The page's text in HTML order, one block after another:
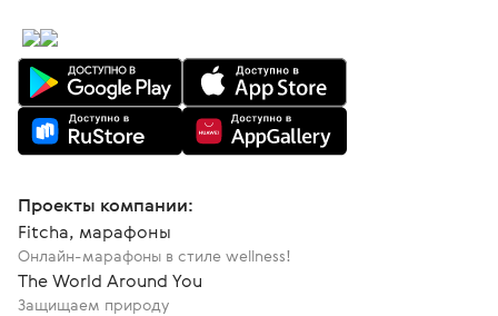
Проекты компании:
Fitcha, марафоны
Онлайн-марафоны в стиле wellness!
The World Around You
Защищаем природу